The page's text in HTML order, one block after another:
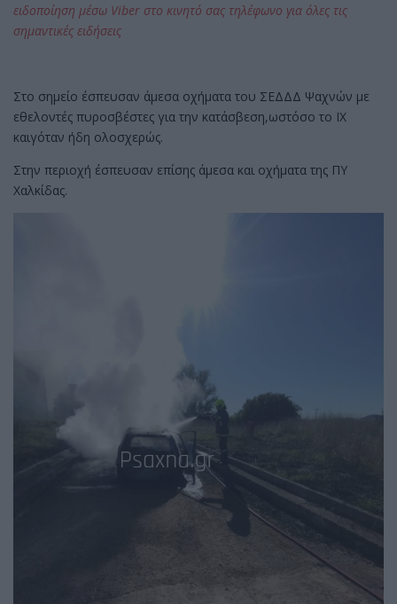
ειδοποίηση μέσω Viber στο κινητό σας τηλέφωνο για όλες τις
σημαντικές ειδήσεις
Στο σημείο έσπευσαν άμεσα οχήματα του ΣΕΔΔΔ Ψαχνών με
εθελοντές πυροσβέστες για την κατάσβεση,ωστόσο το ΙΧ
καιγόταν ήδη ολοσχερώς.
Στην περιοχή έσπευσαν επίσης άμεσα και οχήματα της ΠΥ
Χαλκίδας.